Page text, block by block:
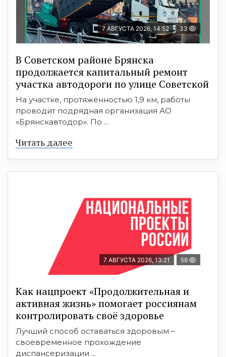
7 АВГУСТА 2026, 14:52 33
В Советском районе Брянска
продолжается капитальный ремонт
участка автодороги по улице Советской
На участке, протяжённостью 1,9 км, работы
проводит подрядная организация АО
«Брянскавтодор». По ...
Читать далее
7 АВГУСТА 2026, 13:21 58
Как нацпроект «Продолжительная и
активная жизнь» помогает россиянам
контролировать своё здоровье
Лучший способ оставаться здоровым –
своевременное прохождение
диспансеризации ...